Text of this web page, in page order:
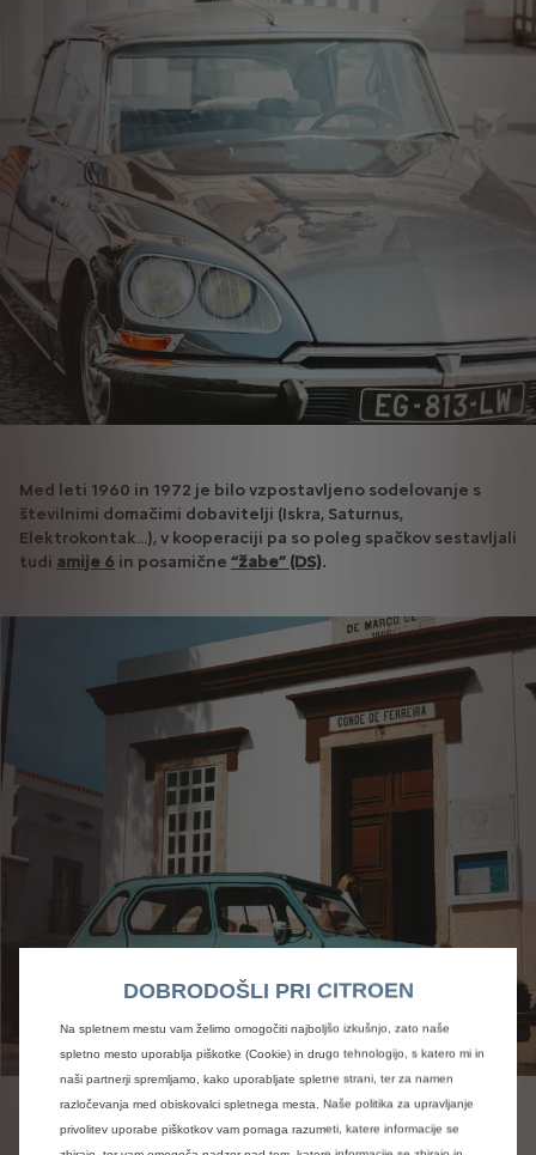
Med leti 1960 in 1972 je bilo vzpostavljeno sodelovanje s
številnimi domačimi dobavitelji (Iskra, Saturnus,
Elektrokontak...), v kooperaciji pa so poleg spačkov sestavljali
tudi amije 6 in posamične “žabe” (DS).
V začetku sedemdesetih let prejšnjega stoletja, je Tomosu
DOBRODOŠLI PRI CITROEN
Na spletnem mestu vam želimo omogočiti najboljšo izkušnjo, zato naše
spletno mesto uporablja piškotke (Cookie) in drugo tehnologijo, s katero mi in
naši partnerji spremljamo, kako uporabljate spletne strani, ter za namen
razločevanja med obiskovalci spletnega mesta. Naše politika za upravljanje
privolitev uporabe piškotkov vam pomaga razumeti, katere informacije se